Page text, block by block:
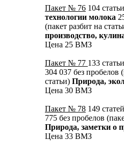
Пакет № 76 104 статьи
технологии молока
(пакет разбит на
производство,
Цена 25 ВМЗ
Пакет № 77 133 статьи
304 037 без пробелов
статьи) Природа,
Цена 30 ВМЗ
Пакет № 78 149 статей
775 без пробелов
Природа, заметки о
Цена 33 ВМЗ